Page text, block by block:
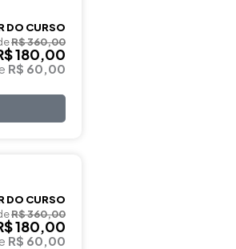
DO CURSO
R$ 360,00
180,00
R$ 60,00
DO CURSO
R$ 360,00
180,00
R$ 60,00